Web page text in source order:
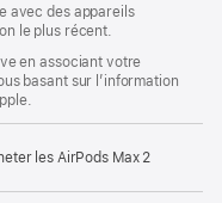
avec des appareils
le plus récent.
en associant votre
basant sur l’information
les AirPods Max 2